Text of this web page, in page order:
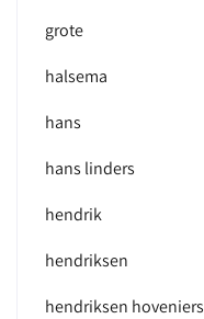
grote
halsema
hans
hans linders
hendrik
hendriksen
hendriksen hoveniers